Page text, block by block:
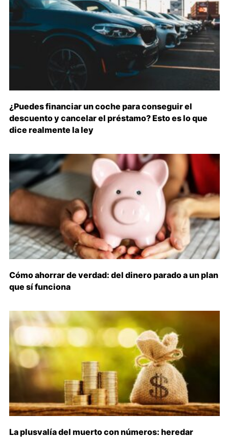
¿Puedes financiar un coche para conseguir el
descuento y cancelar el préstamo? Esto es lo que
dice realmente la ley
Cómo ahorrar de verdad: del dinero parado a un plan
que sí funciona
La plusvalía del muerto con números: heredar